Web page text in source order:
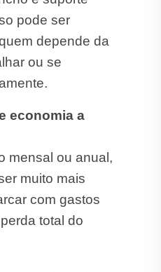
pode ser
depende da
ou se
economia a
mensal ou anual,
muito mais
com gastos
total do